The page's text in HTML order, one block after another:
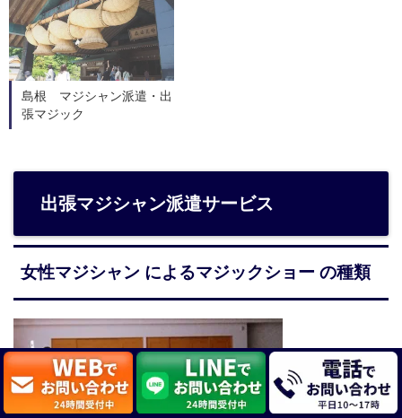
島根 マジシャン派遣・出
張マジック
出張マジシャン派遣サービス
女性マジシャン によるマジックショー の種類